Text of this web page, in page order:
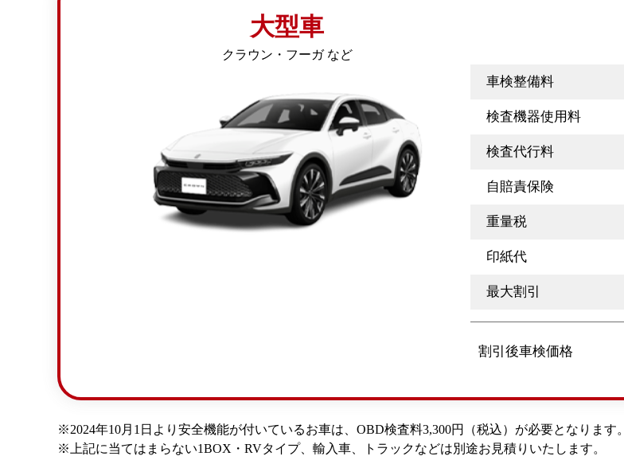
大型車
クラウン・フーガ など
車検整備料
検査機器使用料
検査代行料
自賠責保険
重量税
印紙代
最大割引
割引後車検価格
※2024年10月1日より安全機能が付いているお車は、OBD検査料3,300円（税込）が必要となります。
※上記に当てはまらない1BOX・RVタイプ、輸入車、トラックなどは別途お見積りいたします。